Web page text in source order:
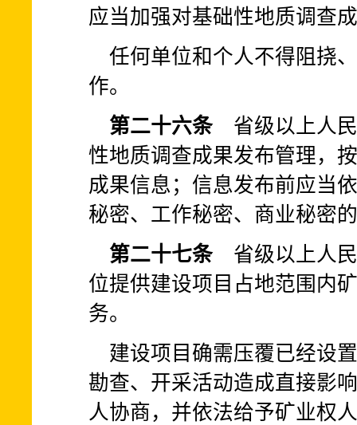
应当加强对基础性地质调查
任何单位和个人不得阻挠
作。
第二十六条省级以上人民
性地质调查成果发布管理，
成果信息；信息发布前应当
秘密、工作秘密、商业秘密
第二十七条省级以上人民
位提供建设项目占地范围内
务。
建设项目确需压覆已经设
勘查、开采活动造成直接影
人协商，并依法给予矿业权